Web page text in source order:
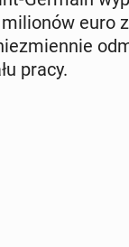
euro
pracy.